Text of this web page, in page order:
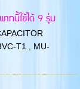
ทนี้ใช้ได้ 9 รุ่น
T1 , MU-